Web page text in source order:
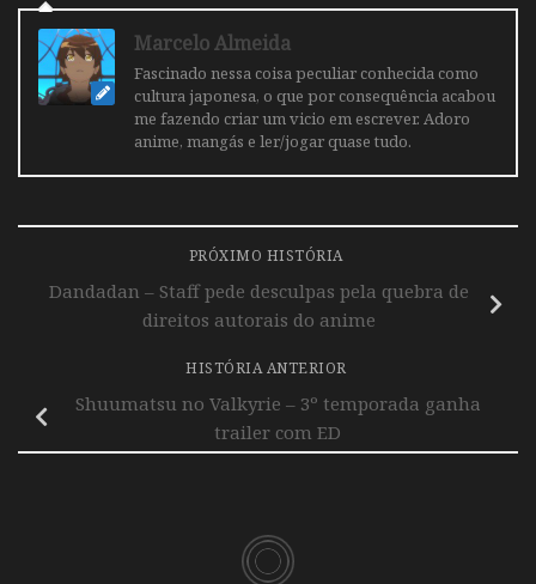
Marcelo Almeida
Fascinado nessa coisa peculiar conhecida como
cultura japonesa, o que por consequência acabou
me fazendo criar um vicio em escrever. Adoro
anime, mangás e ler/jogar quase tudo.
PRÓXIMO HISTÓRIA
Dandadan – Staff pede desculpas pela quebra de
direitos autorais do anime
HISTÓRIA ANTERIOR
Shuumatsu no Valkyrie – 3º temporada ganha
trailer com ED